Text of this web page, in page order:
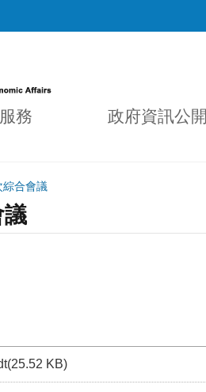
務 政府資訊公開
合會議
KB)